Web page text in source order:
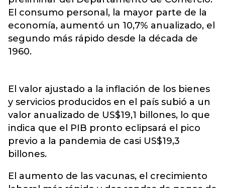
El consumo personal, la mayor parte de la
economía, aumentó un 10,7% anualizado, el
segundo más rápido desde la década de
1960.
El valor ajustado a la inflación de los bienes
y servicios producidos en el país subió a un
valor anualizado de US$19,1 billones, lo que
indica que el PIB pronto eclipsará el pico
previo a la pandemia de casi US$19,3
billones.
El aumento de las vacunas, el crecimiento